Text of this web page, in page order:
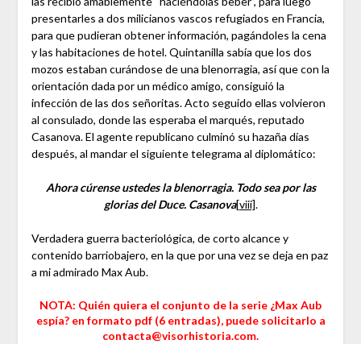
presentarles a dos milicianos vascos refugiados en Francia,
para que pudieran obtener información, pagándoles la cena
y las habitaciones de hotel. Quintanilla sabía que los dos
mozos estaban curándose de una blenorragia, así que con la
orientación dada por un médico amigo, consiguió la
infección de las dos señoritas. Acto seguido ellas volvieron
al consulado, donde las esperaba el marqués, reputado
Casanova. El agente republicano culminó su hazaña días
después, al mandar el siguiente telegrama al diplomático:
Ahora cúrense ustedes la blenorragia. Todo sea por las
glorias del Duce. Casanova[viii].
Verdadera guerra bacteriológica, de corto alcance y
contenido barriobajero, en la que por una vez se deja en paz
a mi admirado Max Aub.
NOTA: Quién quiera el conjunto de la serie ¿Max Aub
espía? en formato pdf (6 entradas), puede solicitarlo a
contacta@visorhistoria.com.